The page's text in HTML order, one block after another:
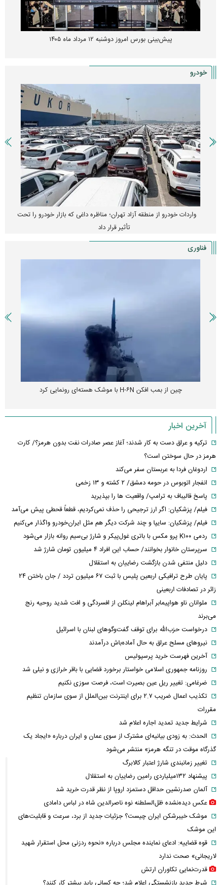
پیش‌بینی بورس امروز دوشنبه ۱۲ مرداد ماه ۱۴۰۵
خودرو
واردات خودرو از منطقه آزاد تهران؛ مناظره داغی که بازار خودرو را تحت
تأثیر قرار داد
فناوری
چین از بمب افکن H-۶N با موشک هسته‌ای رونمایی کرد
آخرین اخبار
ترکیه و عراق دست به کار شدند؛ آغاز عصر صادرات نفت بدون هرمز؟/ کارت
هرمز در حال سوختن است؟
اردوغان فردا به عربستان سفر می‌کند
انفجار اتوبوس در حومه دمشق/ ۲ کشته و ۱۳ زخمی
پاسخ قالیباف به ترامپ/ واقعیت ها را بپذیرید
فیلم/ پزشکیان: اگر ارز ترجیحی را حذف نمی‌کردیم، قطعاً قحطی پیش می‌آمد
فیلم/ پزشکیان: سایپا و چند شرکت دیگر هم مثل ایران‌خودرو واگذار می‌کنیم
ردمی K۱۰۰ پرو مکس با باتری غول‌پیکر و شارژ بی‌سیم روانه بازار می‌شود
سرپرستان خانوار بخوانند/ حساب این افراد ۴ میلیون تومان شارژ شد
دلیل منتفی شدن بازگشت رضاییان به استقلال
پایان طرح ترافیکی اربعین پلیس با ثبت ۶۷ میلیون تردد / جان باختن ۲۴
زائر در تصادفات اربعینی
ملوانان ناو هواپیمابر آبراهام لینکلن از افسردگی و افت شدید روحیه رنج
می‌برند
درخواست حزب‌الله برای توقف گفت‌وگوهای لبنان با اسرائیل
نیروهای مسلح عراق به حال آماده‌باش درآمدند
آخرین فهرست خرید پرسپولیس
روزنامه جمهوری اسلامی خواستار برخورد قضایی با باقر خرازی و نیلی شد
ضرغامی: تغییر ریل عین بصیرت است، فرصت سوزی نکنیم
تکذیب اعمال ضریب ۲.۷ برای اینترنت بین‌الملل از سوی سازمان تنظیم
مقررات
شرایط جدید تمدید اجاره اعلام شد
الحدث: به زودی بیانیه‌ای مشترک از سوی عمان و ایران درباره «ایجاد یک
گذرگاه موقت در تنگه هرمز» منتشر می‌شود
تغییر زمانبندی‌ شارژ اعتبار کالابرگ
پیشنهاد ۱۳۲میلیاردی رامین رضاییان به استقلال
آلمان صدرنشین حداقل دستمزد اروپا از نظر قدرت خرید شد
عکس دیده‌نشده ظل‌السلطنه نوه ناصرالدین شاه در لباس دامادی
موشک خیبرشکن ایران چیست؟ جزئیات جدید از برد، سرعت و قابلیت‌های
این موشک
قوه قضاییه: ادعای نماینده مجلس درباره «نحوه ردزنی محل استقرار شهید
لاریجانی» صحت ندارد
قدرت‌نمایی تکاوران ارتش